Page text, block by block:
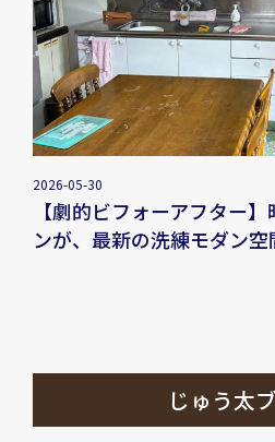
2026-05-30
【劇的ビフォーアフター
ンが、最新の洗練モダン空
じゅう太